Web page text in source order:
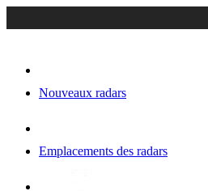
Nouveaux radars
Emplacements des radars